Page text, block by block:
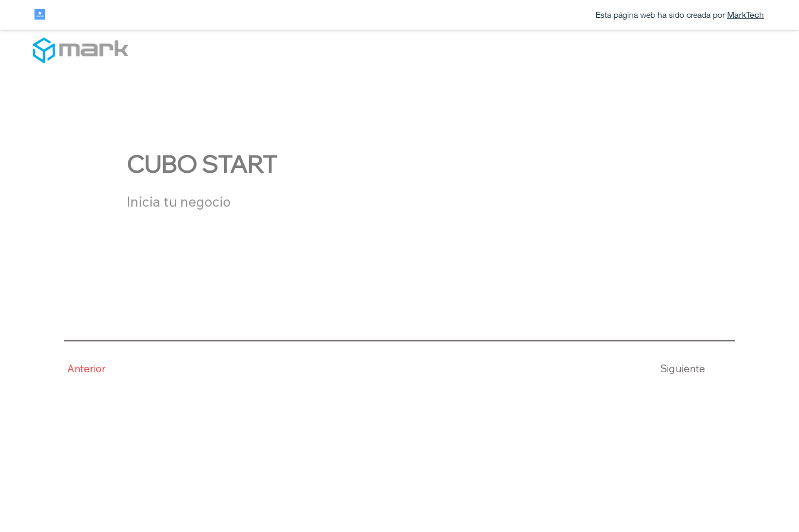
Esta página web ha sido creada por MarkTech
CUBO START
Inicia tu negocio
Anterior Siguiente